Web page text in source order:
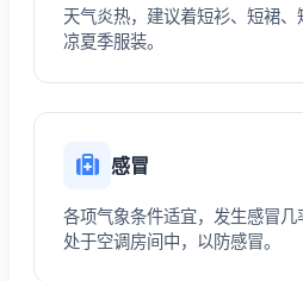
天气炎热，建议着短衫、短裙
凉夏季服装。
感冒
各项气象条件适宜，发生感冒
处于空调房间中，以防感冒。